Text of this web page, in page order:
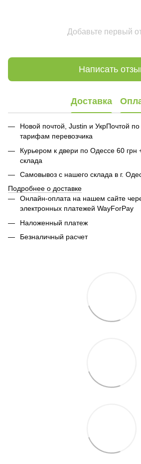
Добавьте первый
Написать
Доставка
Новой почтой, Justin и УкрПочтой
тарифам перевозчика
Курьером к двери по Одессе 60 грн
склада
Самовывоз с нашего склада в г.
Подробнее о доставке
Онлайн-оплата на нашем сайте
электронных платежей WayForPay
Наложенный платеж
Безналичный расчет